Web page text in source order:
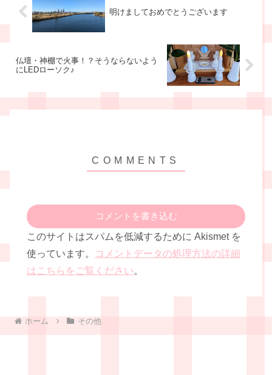
明けましておめでとうございます
仏壇・神棚で火事！？そうならないよう
にLEDローソク♪
コメントを書き込む
このサイトはスパムを低減するために Akismet を
使っています。
コメントデータの処理方法の詳細
はこちらをご覧ください。
ホーム その他